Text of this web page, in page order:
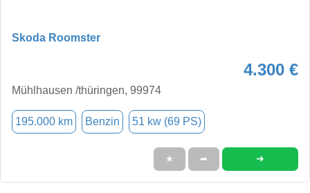
Skoda Roomster
4.300 €
Mühlhausen /thüringen, 99974
195.000 km Benzin 51 kw (69 PS)
★ ➦ ➜